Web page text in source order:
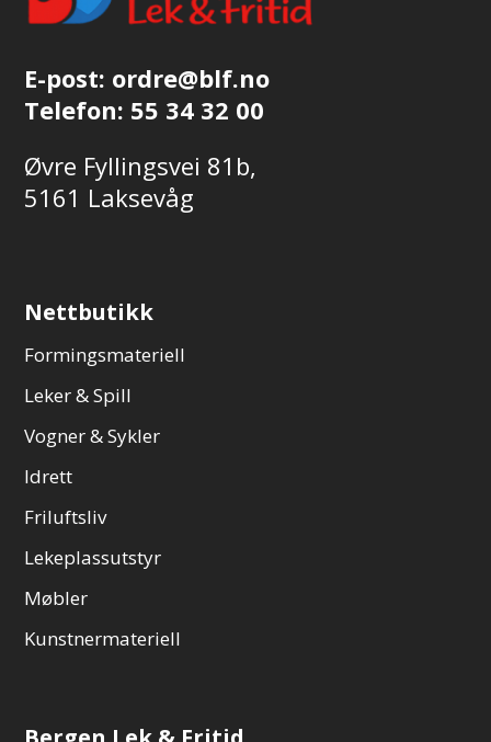
E-post: ordre@blf.no
Telefon: 55 34 32 00
Øvre Fyllingsvei 81b,
5161 Laksevåg
Nettbutikk
Formingsmateriell
Leker & Spill
Vogner & Sykler
Idrett
Friluftsliv
Lekeplassutstyr
Møbler
Kunstnermateriell